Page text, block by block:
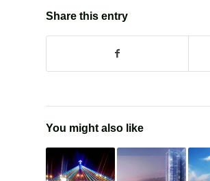
Share this entry
You might also like